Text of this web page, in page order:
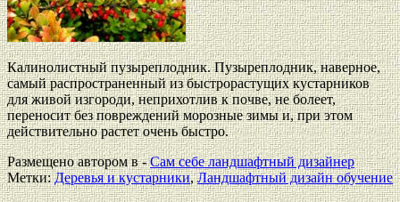
Калинолистный пузыреплодник. Пузыреплодник, наверное,
самый распространенный из быстрорастущих кустарников
для живой изгороди, неприхотлив к почве, не болеет,
переносит без повреждений морозные зимы и, при этом
действительно растет очень быстро.
Размещено автором в -Сам себе ландшафтный дизайнер
Метки:Деревья и кустарники,Ландшафтный дизайн обучение